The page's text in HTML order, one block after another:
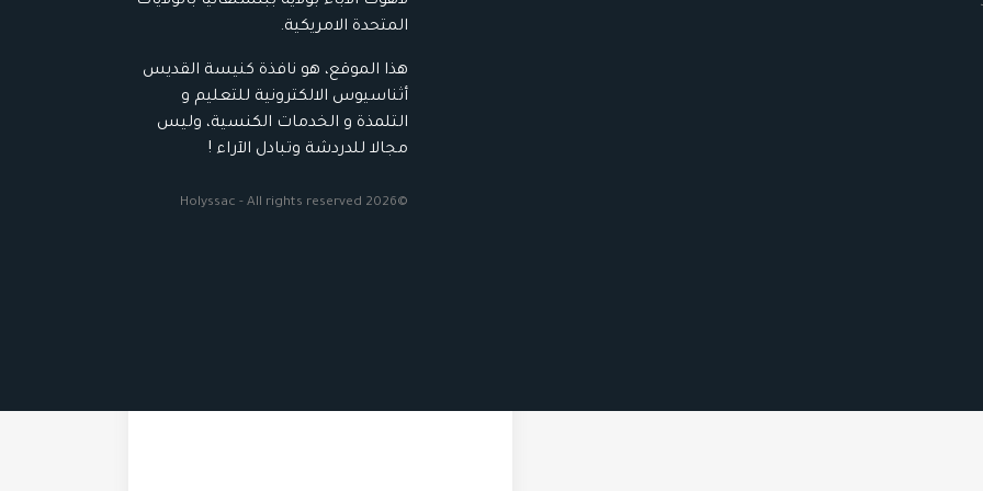
المتحدة الامريكية.
هذا الموقع، هو نافذة كنيسة القديس
أثناسيوس الالكترونية للتعليم و
التلمذة و الخدمات الكنسية، وليس
مجالا للدردشة وتبادل الآراء !
©2026 Holyssac - All rights reserved